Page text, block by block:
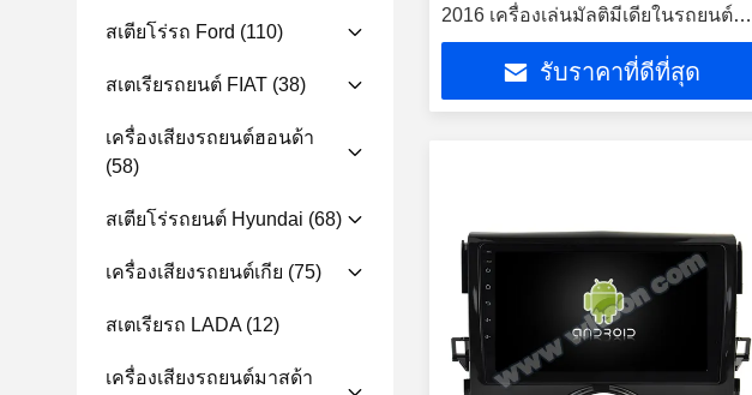
สเตียโร่รถ Ford (110)
สเตเรียรถยนต์ FIAT (38)
เครื่องเสียงรถยนต์ฮอนด้า
(58)
สเตียโร่รถยนต์ Hyundai (68)
เครื่องเสียงรถยนต์เกีย (75)
สเตเรียรถ LADA(12)
เครื่องเสียงรถยนต์มาสด้า
2016 เครื่องเล่นมัลติมีเดียในรถยนต์
ระบบ Android
รับราคาที่ดีที่สุด